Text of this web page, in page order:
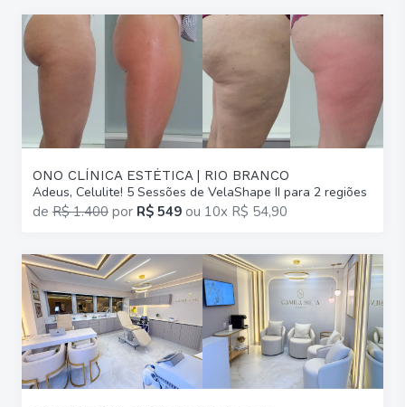
ONO CLÍNICA ESTÉTICA | RIO BRANCO
Adeus, Celulite! 5 Sessões de VelaShape II para 2 regiões
de R$ 1.400 por R$ 549 ou 10x R$ 54,90